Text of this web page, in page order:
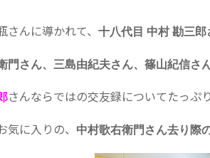
さんに導かれて、 十八代目 中村 勘三郎
門さん、三島由紀夫さん、篠山紀信さ
さんならではの交友録についてたっぷ
気に入りの、
中村歌右衛門さん去り際